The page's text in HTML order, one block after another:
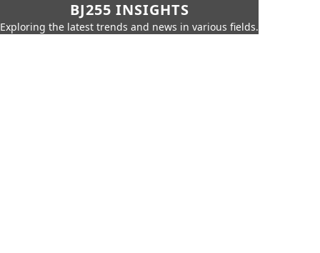
BJ255 INSIGHTS
Exploring the latest trends and news in various fields.